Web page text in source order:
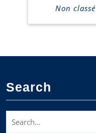
Non classé
Search
for: